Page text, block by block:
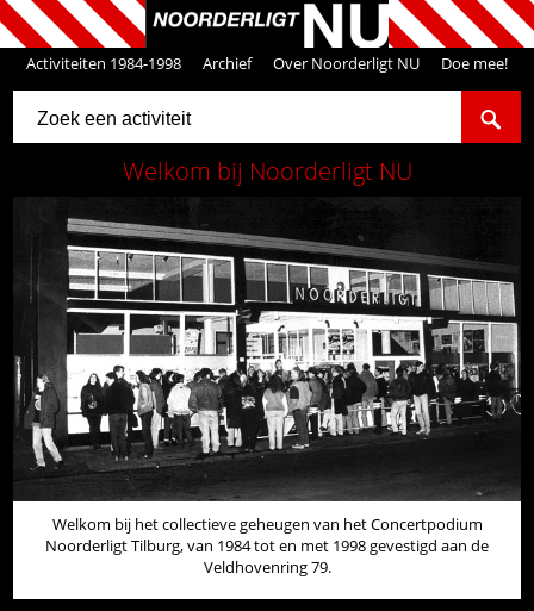
Activiteiten 1984-1998 Archief Over Noorderligt NU Doe mee!
Welkom bij Noorderligt NU
Welkom bij het collectieve geheugen van het Concertpodium
Noorderligt Tilburg, van 1984 tot en met 1998 gevestigd aan de
Veldhovenring 79.